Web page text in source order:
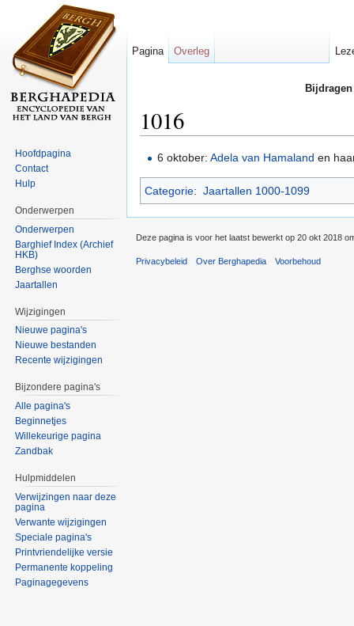
1016
6 oktober:Adela van Hamaland en
Categorie: Jaartallen 1000-1099
Pagina Overleg
Hoofdpagina
Contact
Hulp
Onderwerpen
Onderwerpen
Barghief Index (Archief
HKB)
Berghse woorden
Jaartallen
Wijzigingen
Nieuwe pagina's
Nieuwe bestanden
Recente wijzigingen
Bijzondere pagina's
Alle pagina's
Beginnetjes
Willekeurige pagina
Zandbak
Hulpmiddelen
Verwijzingen naar deze
pagina
Verwante wijzigingen
Speciale pagina's
Printvriendelijke versie
Permanente koppeling
Paginagegevens
Deze pagina is voor het laatst bewerkt op 20 okt 2018
Privacybeleid Over Berghapedia Voorbehoud